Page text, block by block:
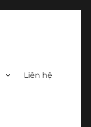
Liên hệ